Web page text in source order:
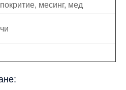
месинг, мед